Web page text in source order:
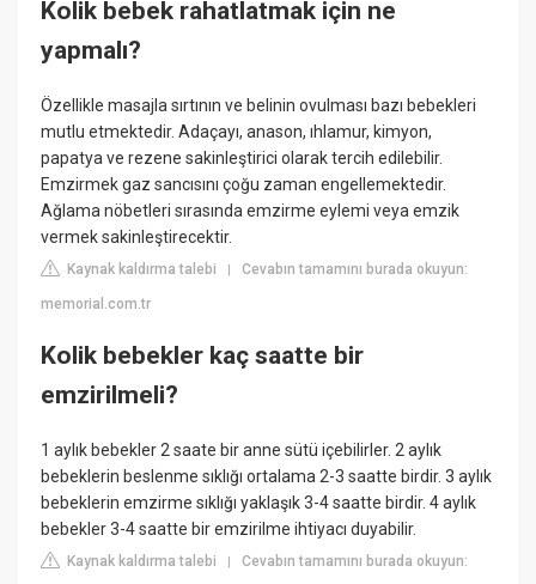
Kolik bebek rahatlatmak için ne
yapmalı?
Özellikle masajla sırtının ve belinin ovulması bazı bebekleri
mutlu etmektedir. Adaçayı, anason, ıhlamur, kimyon,
papatya ve rezene sakinleştirici olarak tercih edilebilir.
Emzirmek gaz sancısını çoğu zaman engellemektedir.
Ağlama nöbetleri sırasında emzirme eylemi veya emzik
vermek sakinleştirecektir.
Kaynak kaldırma talebi |Cevabın tamamını burada okuyun:
memorial.com.tr
Kolik bebekler kaç saatte bir
emzirilmeli?
1 aylık bebekler 2 saate bir anne sütü içebilirler. 2 aylık
bebeklerin beslenme sıklığı ortalama 2-3 saatte birdir. 3 aylık
bebeklerin emzirme sıklığı yaklaşık 3-4 saatte birdir. 4 aylık
bebekler 3-4 saatte bir emzirilme ihtiyacı duyabilir.
Kaynak kaldırma talebi |Cevabın tamamını burada okuyun: